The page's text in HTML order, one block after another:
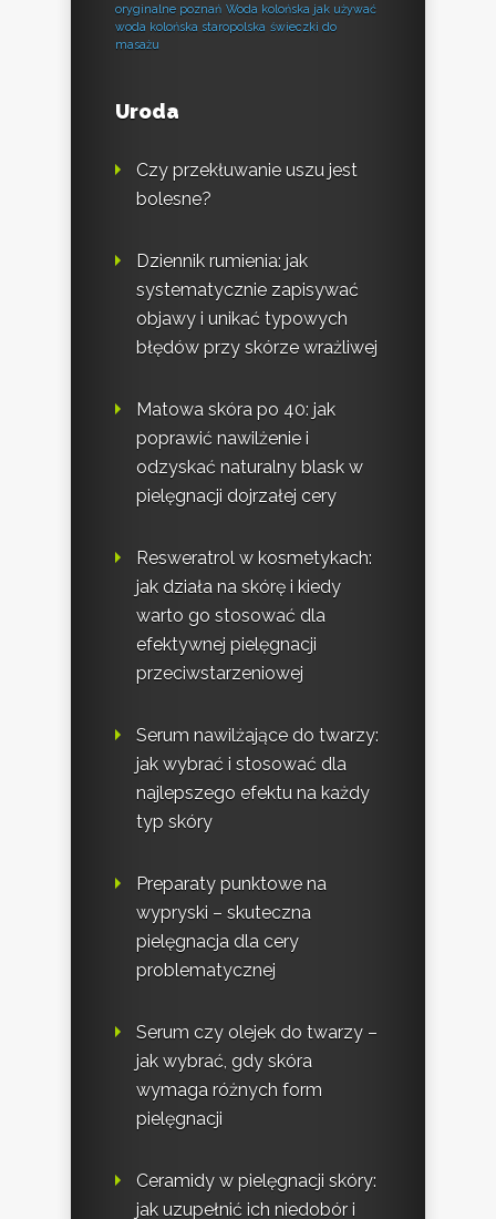
oryginalne poznań Woda kolońska jak używać
woda kolońska staropolska świeczki do
masażu
Uroda
Czy przekłuwanie uszu jest
bolesne?
Dziennik rumienia: jak
systematycznie zapisywać
objawy i unikać typowych
błędów przy skórze wrażliwej
Matowa skóra po 40: jak
poprawić nawilżenie i
odzyskać naturalny blask w
pielęgnacji dojrzałej cery
Resweratrol w kosmetykach:
jak działa na skórę i kiedy
warto go stosować dla
efektywnej pielęgnacji
przeciwstarzeniowej
Serum nawilżające do twarzy:
jak wybrać i stosować dla
najlepszego efektu na każdy
typ skóry
Preparaty punktowe na
wypryski – skuteczna
pielęgnacja dla cery
problematycznej
Serum czy olejek do twarzy –
jak wybrać, gdy skóra
wymaga różnych form
pielęgnacji
Ceramidy w pielęgnacji skóry:
jak uzupełnić ich niedobór i